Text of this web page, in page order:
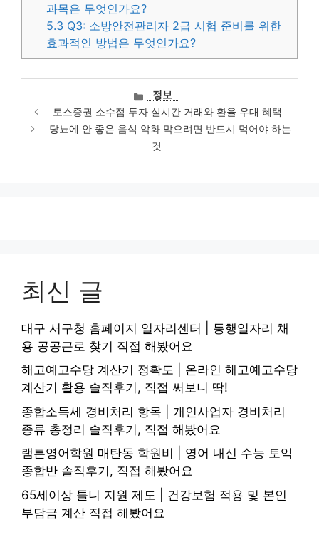
과목은 무엇인가요?
5.3 Q3: 소방안전관리자 2급 시험 준비를 위한
효과적인 방법은 무엇인가요?
카
테
고
리
정보
토스증권 소수점 투자 실시간 거래와 환율 우대 혜택
당뇨에 안 좋은 음식 악화 막으려면 반드시 먹어야 하는
것
최신 글
대구 서구청 홈페이지 일자리센터 | 동행일자리 채
용 공공근로 찾기 직접 해봤어요
해고예고수당 계산기 정확도 | 온라인 해고예고수당
계산기 활용 솔직후기, 직접 써보니 딱!
종합소득세 경비처리 항목 | 개인사업자 경비처리
종류 총정리 솔직후기, 직접 해봤어요
램튼영어학원 매탄동 학원비 | 영어 내신 수능 토익
종합반 솔직후기, 직접 해봤어요
65세이상 틀니 지원 제도 | 건강보험 적용 및 본인
부담금 계산 직접 해봤어요